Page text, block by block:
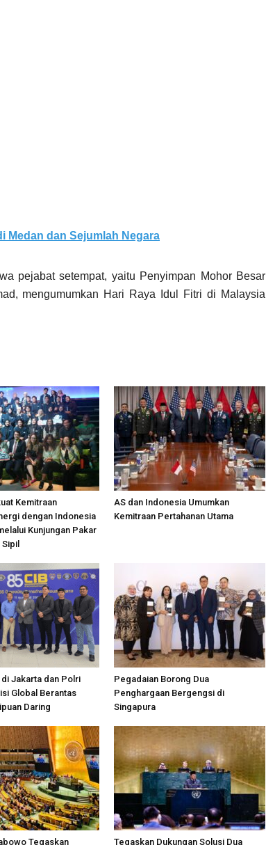
Medan dan Sejumlah Negara
pejabat setempat, yaitu Penyimpan Mohor Besar
mengumumkan Hari Raya Idul Fitri di Malaysia
Kemitraan
dengan Indonesia
Kunjungan Pakar
Sipil
AS dan Indonesia Umumkan
Kemitraan Pertahanan Utama
Jakarta dan Polri
Global Berantas
Daring
Pegadaian Borong Dua
Penghargaan Bergengsi di
Singapura
Tegaskan Tegaskan Dukungan Solusi Dua